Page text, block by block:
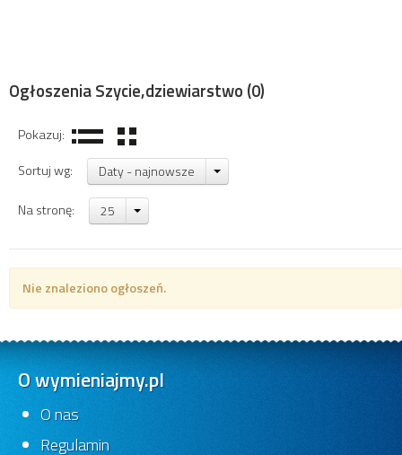
Ogłoszenia Szycie,dziewiarstwo (0)
Pokazuj:
Sortuj wg:
Daty - najnowsze
Na stronę: 25
Nie znaleziono ogłoszeń.
O wymieniajmy.pl
O nas
Regulamin